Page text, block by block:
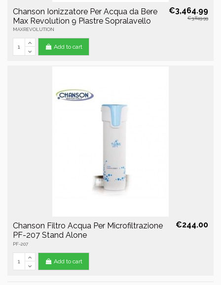
Chanson Ionizzatore Per Acqua da Bere
Max Revolution 9 Piastre Sopralavello
MAXREVOLUTION
€3,464.99
€3,849.99
Add to cart
Chanson Filtro Acqua Per Microfiltrazione
PF-207 Stand Alone
PF-207
€244.00
Add to cart